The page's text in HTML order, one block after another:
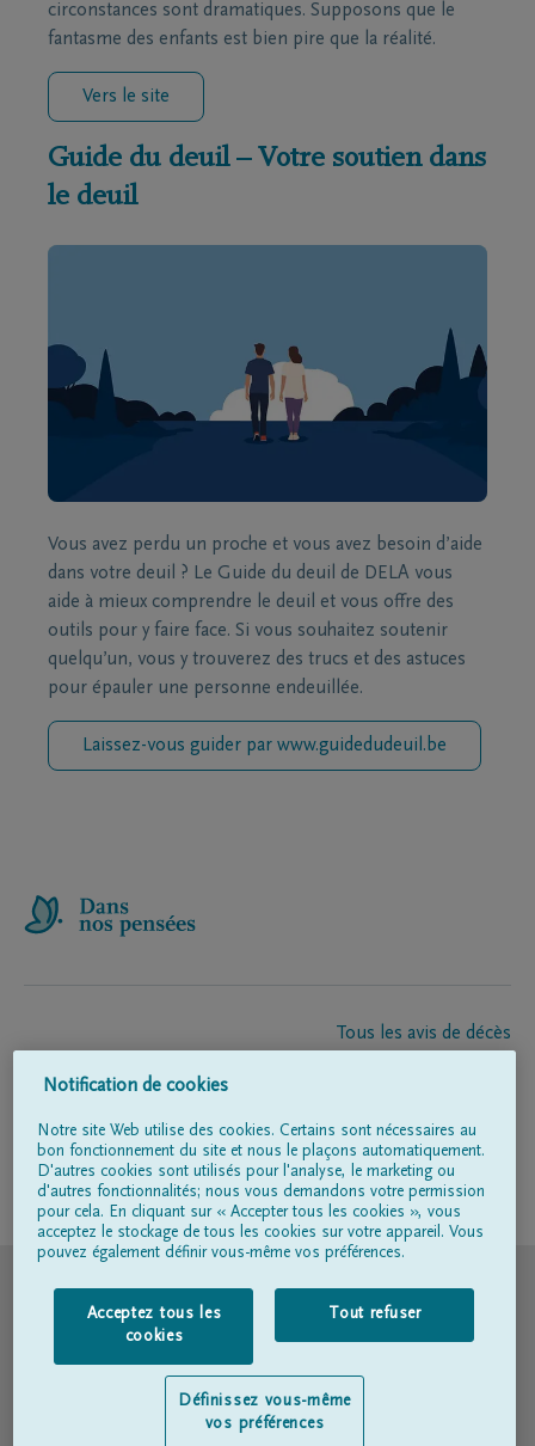
circonstances sont dramatiques. Supposons que le
fantasme des enfants est bien pire que la réalité.
Vers le site
Guide du deuil – Votre soutien dans
le deuil
Vous avez perdu un proche et vous avez besoin d’aide
dans votre deuil ? Le Guide du deuil de DELA vous
aide à mieux comprendre le deuil et vous offre des
outils pour y faire face. Si vous souhaitez soutenir
quelqu’un, vous y trouverez des trucs et des astuces
pour épauler une personne endeuillée.
Laissez-vous guider par www.guidedudeuil.be
Tous les avis de décès
Entrepreneur de pompes funèbres
Suivez-nous sur
Conditions d'utilisation
Déclaration relative à la vie privée
Déclaration d’accessibilité
Notification de cookies
Notre site Web utilise des cookies. Certains sont nécessaires au
bon fonctionnement du site et nous le plaçons automatiquement.
D'autres cookies sont utilisés pour l'analyse, le marketing ou
d'autres fonctionnalités; nous vous demandons votre permission
pour cela. En cliquant sur « Accepter tous les cookies », vous
acceptez le stockage de tous les cookies sur votre appareil. Vous
pouvez également définir vous-même vos préférences.
Acceptez tous les
cookies
Tout refuser
Définissez vous-même
vos préférences